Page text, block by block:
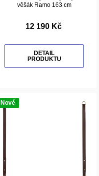
věšák Ramo 163 cm
12 190 Kč
DETAIL
PRODUKTU
Nové